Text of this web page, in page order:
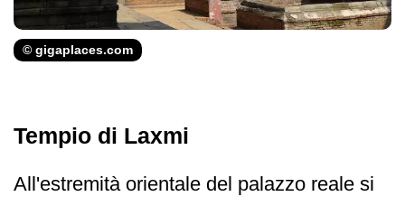
© gigaplaces.com
Tempio di Laxmi
All'estremità orientale del palazzo reale si